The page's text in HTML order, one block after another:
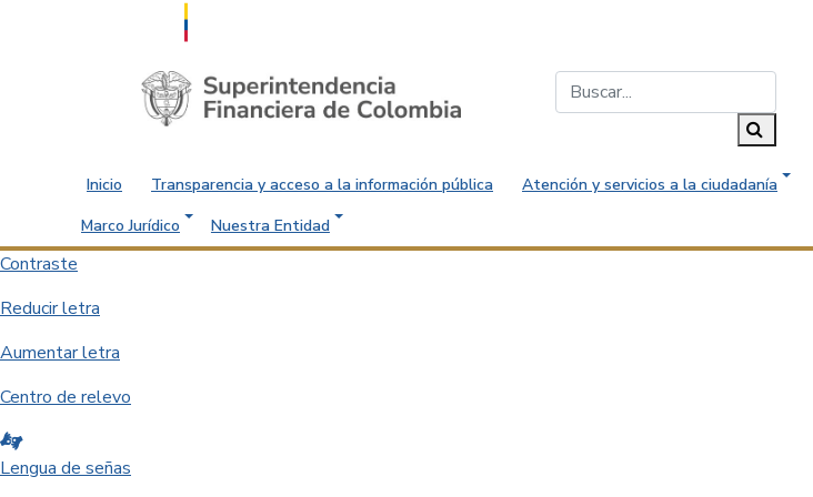
Saltar al contenido principal
Inicio Transparencia y acceso a la información pública Atención y servicios a la ciudadanía
Marco Jurídico
Nuestra Entidad
Contraste
Reducir letra
Aumentar letra
Centro de relevo
Lengua de señas